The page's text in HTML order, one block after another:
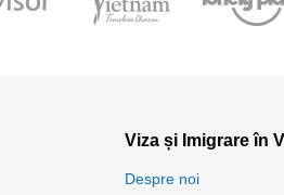
Viza și Imigrare în
Despre noi